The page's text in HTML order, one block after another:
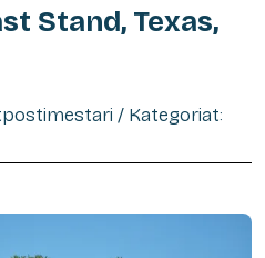
Stand, Texas,
/ Kategoriat: